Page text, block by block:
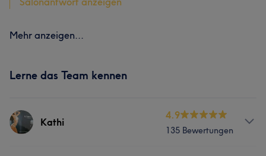
Mehr anzeigen...
Lerne das Team kennen
Kathi
4.9
135 Bewertungen